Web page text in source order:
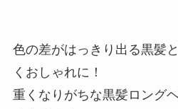
色の差がはっきり出る黒髪
くおしゃれに！
重くなりがちな黒髪ロング